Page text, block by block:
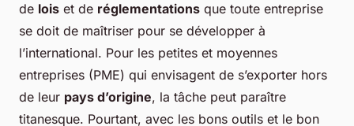
de lois et de réglementations que toute entreprise
se doit de maîtriser pour se développer à
l’international. Pour les petites et moyennes
entreprises (PME) qui envisagent de s’exporter hors
de leur pays d’origine, la tâche peut paraître
titanesque. Pourtant, avec les bons outils et le bon